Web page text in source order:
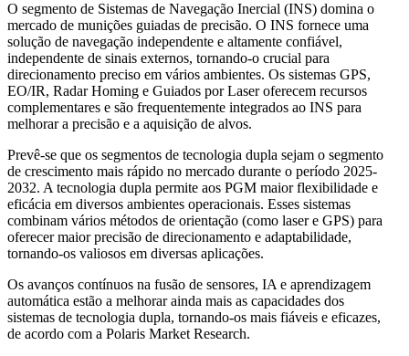
O segmento de Sistemas de Navegação Inercial (INS) domina o
mercado de munições guiadas de precisão. O INS fornece uma
solução de navegação independente e altamente confiável,
independente de sinais externos, tornando-o crucial para
direcionamento preciso em vários ambientes. Os sistemas GPS,
EO/IR, Radar Homing e Guiados por Laser oferecem recursos
complementares e são frequentemente integrados ao INS para
melhorar a precisão e a aquisição de alvos.
Prevê-se que os segmentos de tecnologia dupla sejam o segmento
de crescimento mais rápido no mercado durante o período 2025-
2032. A tecnologia dupla permite aos PGM maior flexibilidade e
eficácia em diversos ambientes operacionais. Esses sistemas
combinam vários métodos de orientação (como laser e GPS) para
oferecer maior precisão de direcionamento e adaptabilidade,
tornando-os valiosos em diversas aplicações.
Os avanços contínuos na fusão de sensores, IA e aprendizagem
automática estão a melhorar ainda mais as capacidades dos
sistemas de tecnologia dupla, tornando-os mais fiáveis ​​e eficazes,
de acordo com a Polaris Market Research.